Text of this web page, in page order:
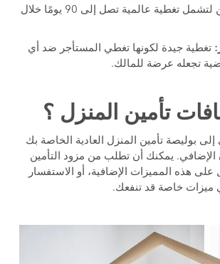
الشخصية للمقيمين لتشمل تغطية عالمية تصل إلى 90 يومًا خلال
تغطية جيدة لكونها تغطي المستأجر ضد أي
تجعله عرضة للمالك.
تأمين المنزل ؟
بوليصة تأمين المنزل العادية الخاصة بك
الإضافي. يمكنك أن تطلب من مزود التأمين
هذه المميزات الإضافية، أو الاستفسار
ميزات خاصة قد تنفعك.